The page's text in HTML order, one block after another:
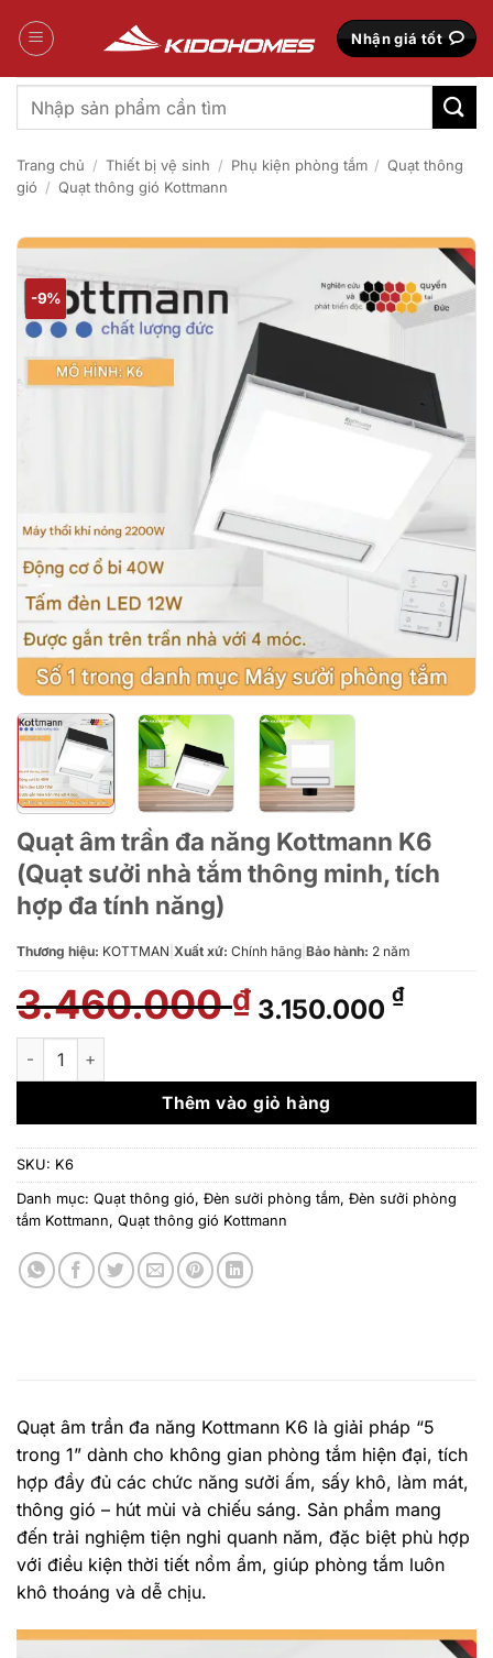
qua
Nhận giá tốt
Tìm
kiếm:
Trang chủ / Thiết bị vệ sinh / Phụ kiện phòng tắm / Quạt thông
gió / Quạt thông gió Kottmann
-9%
Quạt âm trần đa năng Kottmann K6
(Quạt sưởi nhà tắm thông minh, tích
hợp đa tính năng)
Thương hiệu: KOTTMAN Xuất xứ: Chính hãng Bảo hành: 2 năm
3.460.000₫ Giá
gốc
3.460.000 ₫.
3.150.000 ₫Giá
là:
Quạt âm trần đa năng Kottmann K6 (Quạt sưởi nhà tắm thông
Thêm vào giỏ hàng
SKU: K6
Danh mục: Quạt thông gió, Đèn sưởi phòng tắm, Đèn sưởi phòng
tắm Kottmann, Quạt thông gió Kottmann
Quạt âm trần đa năng Kottmann K6 là giải pháp “5
trong 1” dành cho không gian phòng tắm hiện đại, tích
hợp đầy đủ các chức năng sưởi ấm, sấy khô, làm mát,
thông gió – hút mùi và chiếu sáng. Sản phẩm mang
đến trải nghiệm tiện nghi quanh năm, đặc biệt phù hợp
với điều kiện thời tiết nồm ẩm, giúp phòng tắm luôn
khô thoáng và dễ chịu.